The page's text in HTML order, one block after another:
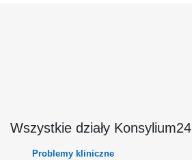
Wszystkie działy Konsylium24
Problemy kliniczne